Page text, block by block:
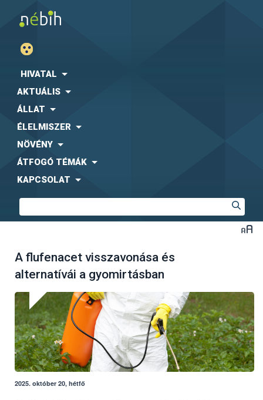
HIVATAL
AKTUÁLIS
ÁLLAT
ÉLELMISZER
NÖVÉNY
ÁTFOGÓ TÉMÁK
KAPCSOLAT
A flufenacet visszavonása és
alternatívái a gyomirtásban
2025. október 20, hétfő